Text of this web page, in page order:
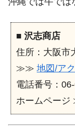
■ 沢志商店
住所：大阪市
≫≫ 地図/ア
電話番号：
ホームペー